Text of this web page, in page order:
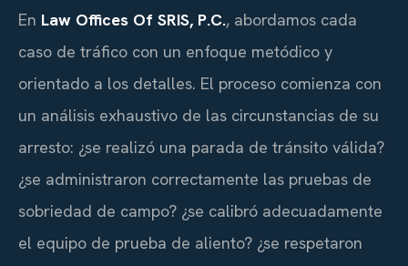
En Law Offices Of SRIS, P.C., abordamos cada
caso de tráfico con un enfoque metódico y
orientado a los detalles. El proceso comienza con
un análisis exhaustivo de las circunstancias de su
arresto: ¿se realizó una parada de tránsito válida?
¿se administraron correctamente las pruebas de
sobriedad de campo? ¿se calibró adecuadamente
el equipo de prueba de aliento? ¿se respetaron